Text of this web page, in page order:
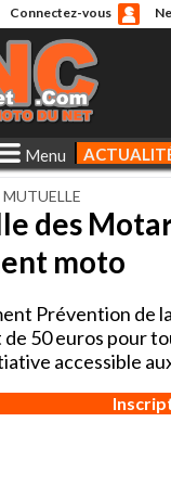
Connectez-vous
Menu
des
moto
Prévention de
50 euros pour
accessible